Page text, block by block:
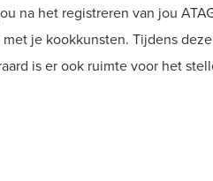
na het registreren van jou
je kookkunsten. Tijdens
is er ook ruimte voor het